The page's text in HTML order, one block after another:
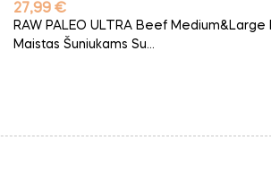
Kaina
27,99 €
RAW PALEO ULTRA Beef Medium&Large
Maistas Šuniukams Su...